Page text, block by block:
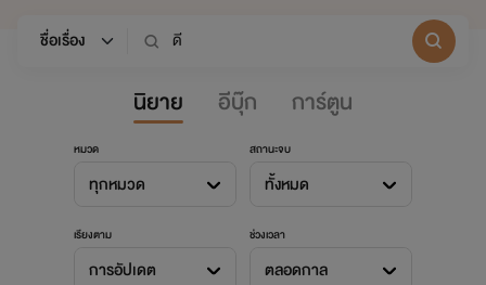
นิยาย อีบุ๊ก การ์ตูน
หมวด
ทุกหมวด
สถานะจบ
ทั้งหมด
เรียงตาม
การอัปเดต
ช่วงเวลา
ตลอดกาล